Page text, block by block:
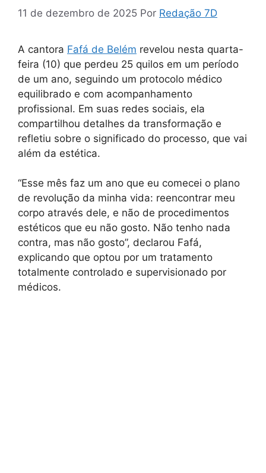
11 de dezembro de 2025 Por Redação 7D
A cantora Fafá de Belém revelou nesta quarta-
feira (10) que perdeu 25 quilos em um período
de um ano, seguindo um protocolo médico
equilibrado e com acompanhamento
profissional. Em suas redes sociais, ela
compartilhou detalhes da transformação e
refletiu sobre o significado do processo, que vai
além da estética.
“Esse mês faz um ano que eu comecei o plano
de revolução da minha vida: reencontrar meu
corpo através dele, e não de procedimentos
estéticos que eu não gosto. Não tenho nada
contra, mas não gosto”, declarou Fafá,
explicando que optou por um tratamento
totalmente controlado e supervisionado por
médicos.